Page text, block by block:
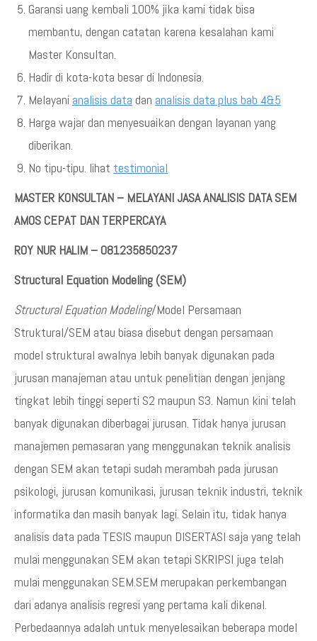
Garansi uang kembali 100% jika kami tidak bisa
membantu, dengan catatan karena kesalahan kami
Master Konsultan.
Hadir di kota-kota besar di Indonesia.
Melayani analisis data dan analisis data plus bab 4&5
Harga wajar dan menyesuaikan dengan layanan yang
diberikan.
No tipu-tipu. lihat testimonial
MASTER KONSULTAN – MELAYANI JASA ANALISIS DATA SEM
AMOS CEPAT DAN TERPERCAYA
ROY NUR HALIM – 081235850237
Structural Equation Modeling (SEM)
Structural Equation Modeling/Model Persamaan
Struktural/SEM atau biasa disebut dengan persamaan
model struktural awalnya lebih banyak digunakan pada
jurusan manajeman atau untuk penelitian dengan jenjang
tingkat lebih tinggi seperti S2 maupun S3. Namun kini telah
banyak digunakan diberbagai jurusan. Tidak hanya jurusan
manajemen pemasaran yang menggunakan teknik analisis
dengan SEM akan tetapi sudah merambah pada jurusan
psikologi, jurusan komunikasi, jurusan teknik industri, teknik
informatika dan masih banyak lagi. Selain itu, tidak hanya
analisis data pada TESIS maupun DISERTASI saja yang telah
mulai menggunakan SEM akan tetapi SKRIPSI juga telah
mulai menggunakan SEM.SEM merupakan perkembangan
dari adanya analisis regresi yang pertama kali dikenal.
Perbedaannya adalah untuk menyelesaikan beberapa model